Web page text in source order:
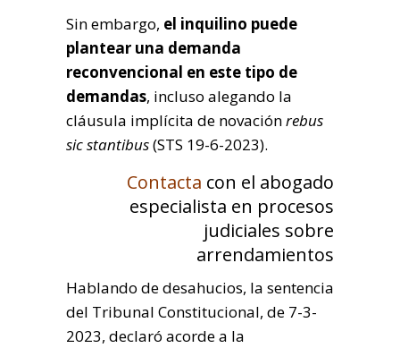
Sin embargo, el inquilino puede
plantear una demanda
reconvencional en este tipo de
demandas, incluso alegando la
cláusula implícita de novaciónrebus
sic stantibus(STS 19-6-2023).
Contacta con el abogado
especialista en procesos
judiciales sobre
arrendamientos
Hablando de desahucios, la sentencia
del Tribunal Constitucional, de 7-3-
2023, declaró acorde a la